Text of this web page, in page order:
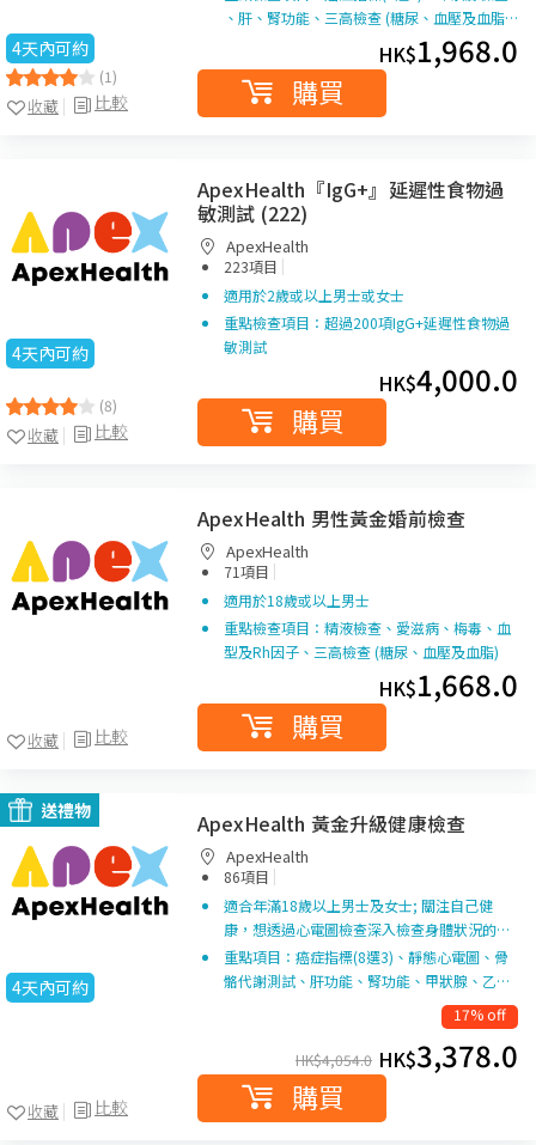
4天內可約
(1)
比較
收藏
、肝、腎功能、三高檢查 (糖尿、血壓及血脂…
HK$1,968.0
購買
4天內可約
(8)
比較
收藏
ApexHealth『IgG+』延遲性食物過
敏測試 (222)
ApexHealth
223項目 |
適用於2歲或以上男士或女士
重點檢查項目：超過200項IgG+延遲性食物過
敏測試
HK$4,000.0
購買
比較
收藏
ApexHealth 男性黃金婚前檢查
ApexHealth
71項目 |
適用於18歲或以上男士
重點檢查項目：精液檢查、愛滋病、梅毒、血
型及Rh因子、三高檢查 (糖尿、血壓及血脂)
HK$1,668.0
購買
送禮物
4天內可約
比較
收藏
ApexHealth 黃金升級健康檢查
ApexHealth
86項目 |
適合年滿18歲以上男士及女士; 關注自己健
康，想透過心電圖檢查深入檢查身體狀況的…
重點項目：癌症指標(8選3)、靜態心電圖、骨
骼代謝測試、肝功能、腎功能、甲狀腺、乙…
17% off
HK$4,054.0 HK$3,378.0
購買